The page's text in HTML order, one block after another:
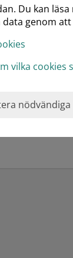
Du kan
genom att
vilka cookies
nödvändiga